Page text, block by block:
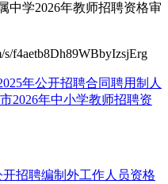
学2026年教师招聘资格审
年公开招聘合同聘用制人
2026年中小学教师招聘资
招聘编制外工作人员资格